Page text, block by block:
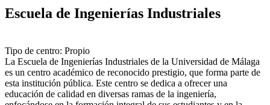
Escuela de Ingenierías Industriales
Tipo de centro: Propio
La Escuela de Ingenierías Industriales de la Universidad de Málaga
es un centro académico de reconocido prestigio, que forma parte de
esta institución pública. Este centro se dedica a ofrecer una
educación de calidad en diversas ramas de la ingeniería,